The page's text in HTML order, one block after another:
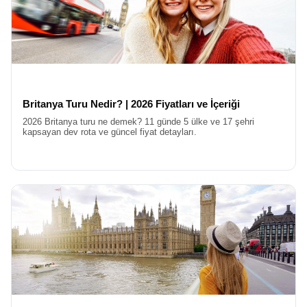
üniversitelerine ev sahipliği yapan Oxford gibi şehirleri de kapsar.
Harry Potter filmlerine ilham veren yemek salonlarını, J.R.R.
Tolkien’in ve C.S. Lewis’in yürüdüğü sokakları adımlamak,
edebiyatseverler için paha biçilemez bir deneyimdir.
Rotanızın devamında, sanayi devriminin beşiği Manchester ve
listesindedir ve burada geçireceğiniz vakit, İngiltere’nin kültürel
çeşitliliğini anlamanız için harika bir fırsattır. Ayrıca, Roma
döneminden kalan hamamlarıyla ünlü Bath şehri veya
İrlanda Dahil Birleşik Krallık ve İngiltere Turları
Sadece görmek değil, anlamak ve yaşamak isteyenler için
İngiltere Kültür Turları
büyük önem taşır. İngiliz kültürü, nezaket
kuralları, çay saatleri, pub kültürü, kraliyet gelenekleri ve edebiyat
mirasıyla örülüdür. Tur boyunca rehberleriniz, size İngiliz yaşam
tarzının inceliklerini anlatır. Neden soldan trafik aktığını, telefon
kulübelerinin neden kırmızı olduğunu veya İngiliz kahvaltısının
olmazsa olmazlarını öğrenirsiniz. Müzeler, katedraller ve
üniversiteler, bu kültürel birikimin somut kanıtlarıdır. Bizimle
Britanya Turu Nedir? | 2026 Fiyatları ve İçeriği
2026 Britanya turu ne demek? 11 günde 5 ülke ve 17 şehri
kapsayan dev rota ve güncel fiyat detayları.